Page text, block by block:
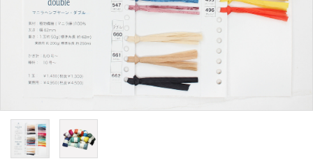
WORKSHOP
講座
NEWS
お知らせ
SHOP
店舗